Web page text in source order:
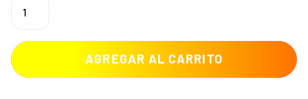
AGREGAR AL CARRITO